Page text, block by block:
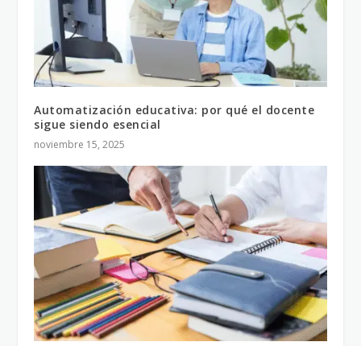
Automatización educativa: por qué el docente
sigue siendo esencial
noviembre 15, 2025